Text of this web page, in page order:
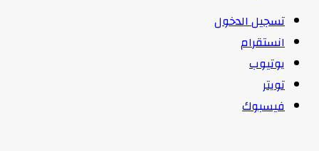
تسجيل الدخول
انستقرام
يوتيوب
تويتر
فيسبوك